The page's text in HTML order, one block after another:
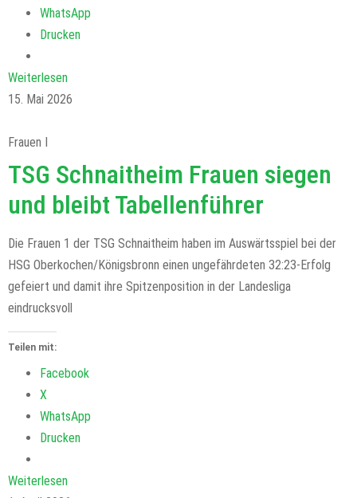
WhatsApp
Drucken
Weiterlesen
15. Mai 2026
Frauen I
TSG Schnaitheim Frauen siegen
und bleibt Tabellenführer
Die Frauen 1 der TSG Schnaitheim haben im Auswärtsspiel bei der
HSG Oberkochen/Königsbronn einen ungefährdeten 32:23-Erfolg
gefeiert und damit ihre Spitzenposition in der Landesliga
eindrucksvoll
Teilen mit:
Facebook
X
WhatsApp
Drucken
Weiterlesen